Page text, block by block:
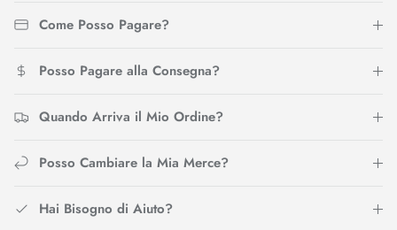
Come Posso Pagare?
Posso Pagare alla Consegna?
Quando Arriva il Mio Ordine?
Posso Cambiare la Mia Merce?
Hai Bisogno di Aiuto?